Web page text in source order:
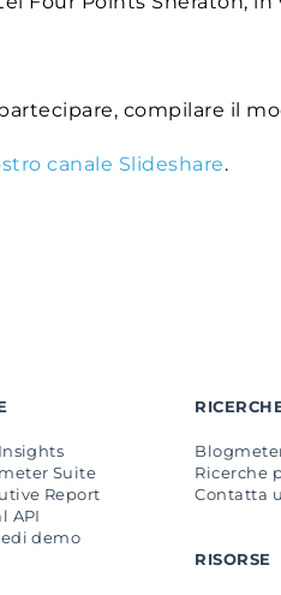
compilare il
canale Slideshare.
Suite
Report
API
demo
Ricerche
Contatta
RISORSE